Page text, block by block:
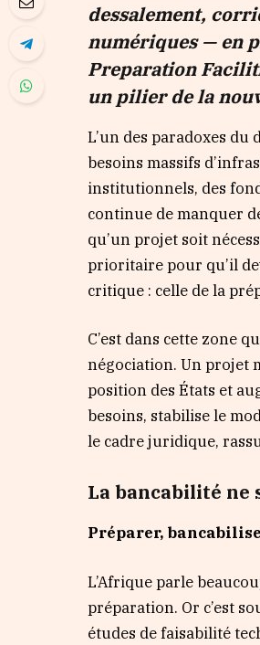
dessalement,
numériques — en
Preparation
un pilier de la
L’un des paradoxes
besoins massifs
institutionnels, des
continue de manquer
qu’un projet soit
prioritaire pour qu’il
critique : celle de la
C’est dans cette zone
négociation. Un projet
position des États et
besoins, stabilise le
le cadre juridique,
La bancabilité ne
Préparer,
L’Afrique parle
préparation. Or c’est
études de faisabilité